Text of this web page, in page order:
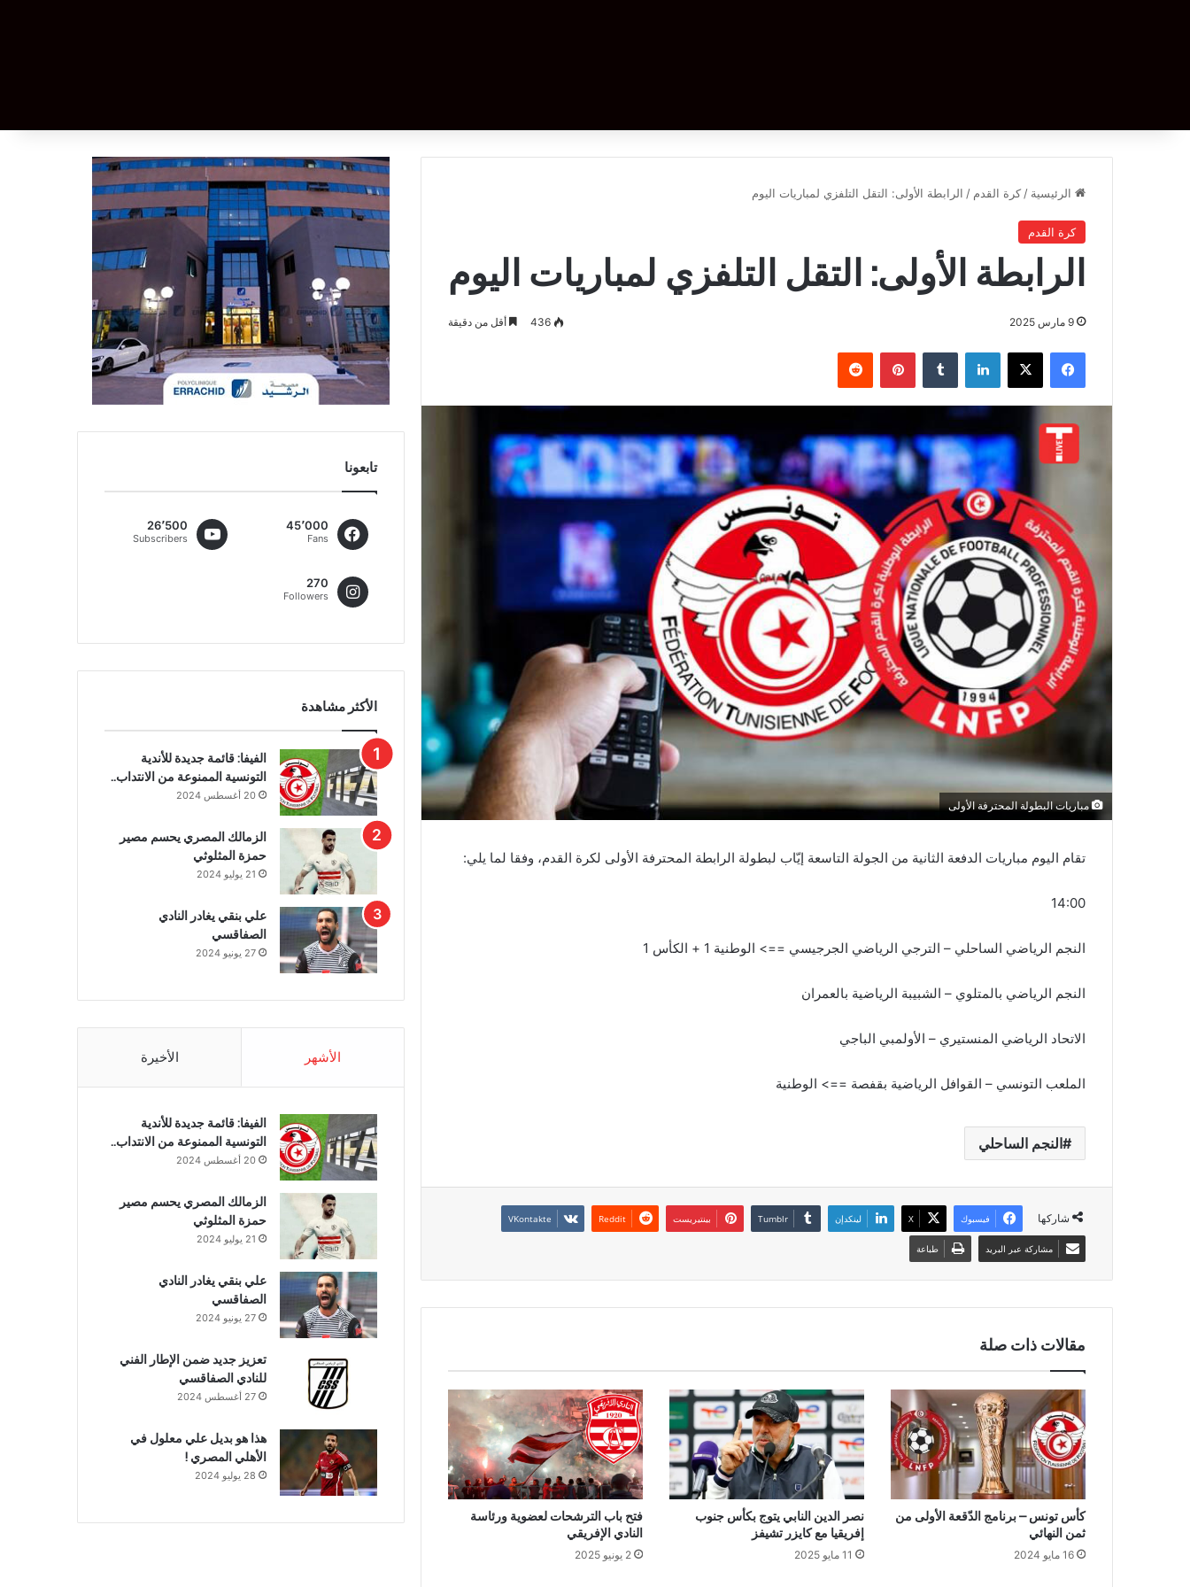
الرئيسية / كرة القدم / الرابطة الأولى: التقل التلفزي لمباريات اليوم
كرة القدم
الرابطة الأولى: التقل التلفزي لمباريات اليوم
9 مارس 2025 436 أقل من دقيقة
فيسبوك ‫X لينكدإن بينتيريست
مباريات البطولة المحترفة الأولى
تقام اليوم مباريات الدفعة الثانية من الجولة التاسعة إيّاب لبطولة الرابطة المحترفة الأولى لكرة القدم، وفقا لما يلي:
14:00
النجم الرياضي الساحلي – الترجي الرياضي الجرجيسي ==> الوطنية 1 + الكأس 1
النجم الرياضي بالمتلوي – الشبيبة الرياضية بالعمران
الاتحاد الرياضي المنستيري – الأولمبي الباجي
الملعب التونسي – القوافل الرياضية بقفصة ==> الوطنية
النجم الساحلي
شاركها فيسبوك ‫X لينكدإن بينتيريست
مشاركة عبر البريد طباعة
مقالات ذات صلة
كأس تونس – برنامج الدّقعة الأولى من
ثمن النهائي
16 مايو 2024
نصر الدين النابي يتوج بكأس جنوب
إفريقيا مع كايزر تشيفز
11 مايو 2025
فتح باب الترشحات لعضوية ورئاسة
النادي الإفريقي
2 يونيو 2025
تابعونا
45٬000
Fans
26٬500
Subscribers
270
Followers
الأكثر مشاهدة
الفيفا: قائمة جديدة للأندية
التونسية الممنوعة من الانتداب..
20 أغسطس 2024
الزمالك المصري يحسم مصير
حمزة المثلوثي
21 يوليو 2024
علي بنقي يغادر النادي
الصفاقسي
27 يونيو 2024
الأشهر الأخيرة
الفيفا: قائمة جديدة للأندية
التونسية الممنوعة من الانتداب..
20 أغسطس 2024
الزمالك المصري يحسم مصير
حمزة المثلوثي
21 يوليو 2024
علي بنقي يغادر النادي
الصفاقسي
27 يونيو 2024
تعزيز جديد ضمن الإطار الفني
للنادي الصفاقسي
27 أغسطس 2024
هذا هو بديل علي معلول في
الأهلي المصري !
28 يوليو 2024